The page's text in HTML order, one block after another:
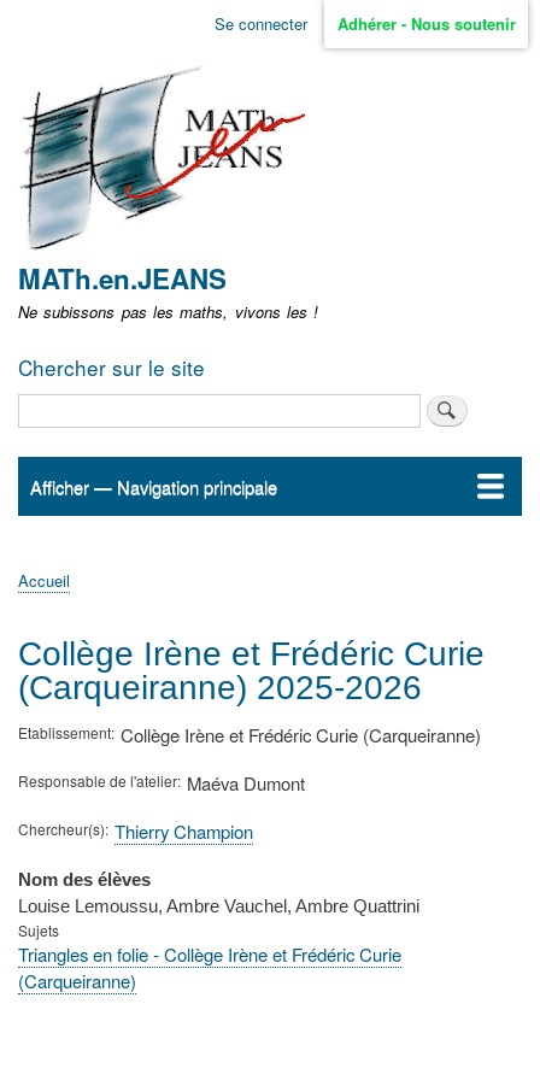
Aller
non
identifié
Se connecter Adhérer - Nous soutenir
MATh.en.JEANS
Ne subissons pas les maths, vivons les !
Chercher sur le site
Navigation
Afficher — Navigation principale
Accueil
ActualitésMATh.en.JEANS ?
Régions et Ateliers
Créer, gérer un atelier
Sujets/Publications
Congrès
d'Ariane
Accueil
Collège Irène et Frédéric Curie
(Carqueiranne) 2025-2026
Etablissement Collège Irène et Frédéric Curie (Carqueiranne)
Responsable de l'atelier Maéva Dumont
Chercheur(s) Thierry Champion
Nom des élèves
Louise Lemoussu, Ambre Vauchel, Ambre Quattrini
Sujets
Triangles en folie - Collège Irène et Frédéric Curie
(Carqueiranne)